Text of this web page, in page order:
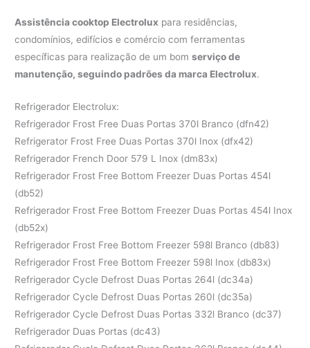
Assistência cooktop Electrolux para residências,
condomínios, edifícios e comércio com ferramentas
específicas para realização de um bomserviço de
manutenção, seguindo padrões da marca Electrolux.
Refrigerador Electrolux:
Refrigerador Frost Free Duas Portas 370l Branco (dfn42)
Refrigerator Frost Free Duas Portas 370l Inox (dfx42)
Refrigerador French Door 579 L Inox (dm83x)
Refrigerador Frost Free Bottom Freezer Duas Portas 454l
(db52)
Refrigerador Frost Free Bottom Freezer Duas Portas 454l Inox
(db52x)
Refrigerador Frost Free Bottom Freezer 598l Branco (db83)
Refrigerador Frost Free Bottom Freezer 598l Inox (db83x)
Refrigerador Cycle Defrost Duas Portas 264l (dc34a)
Refrigerador Cycle Defrost Duas Portas 260l (dc35a)
Refrigerador Cycle Defrost Duas Portas 332l Branco (dc37)
Refrigerador Duas Portas (dc43)